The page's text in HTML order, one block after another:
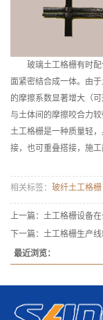
玻璃土工格栅有时
面紧密结合成一体。由
的摩擦系数显著增大（
与土体间的摩擦咬合力
土工格栅是一种质量轻
接，也可重叠搭接，施
相关标签： 玻纤土工格栅
上一篇： 土工格栅设备
下一篇： 土工格栅生产线
最近浏览：